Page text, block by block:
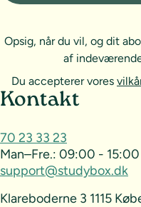
Opsig, når du vil, og dit
af
Du accepterer vores
Sideoversigt
Kontakt
70 23 33 23
Man–Fre.: 09:00 - 15:00
support@studybox.dk
Klareboderne 3 1115